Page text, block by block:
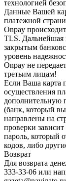
технологией
Данные Вашей
платежной
Onpay
TLS. Дальнейшая
закрытым
уровень
Onpay не
третьим лицам!
Если Ваша карта
осуществления
дополнительную
(банк, который
направлены на
проверки
пароль, который
кодов, либо
Возврат
Для возврата
333-33-06 или